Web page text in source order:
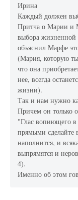
Ирина
Каждый должен
Притча о Марии и
выбора
объяснил Марфе
(Мария, которую
что она
нее, всегда
жизни).
Так и нам нужно
Причем он только
"Глас вопиющего в
прямыми сделайте
наполнится, и
выпрямятся и
4).
Именно об этом